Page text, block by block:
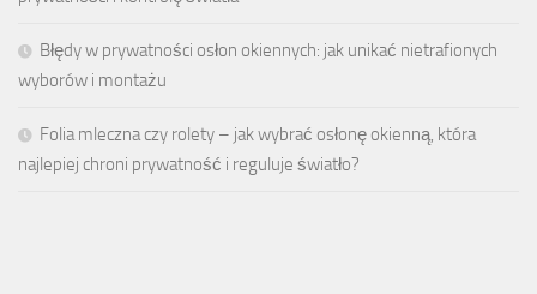
Błędy w prywatności osłon okiennych: jak unikać nietrafionych
wyborów i montażu
Folia mleczna czy rolety – jak wybrać osłonę okienną, która
najlepiej chroni prywatność i reguluje światło?